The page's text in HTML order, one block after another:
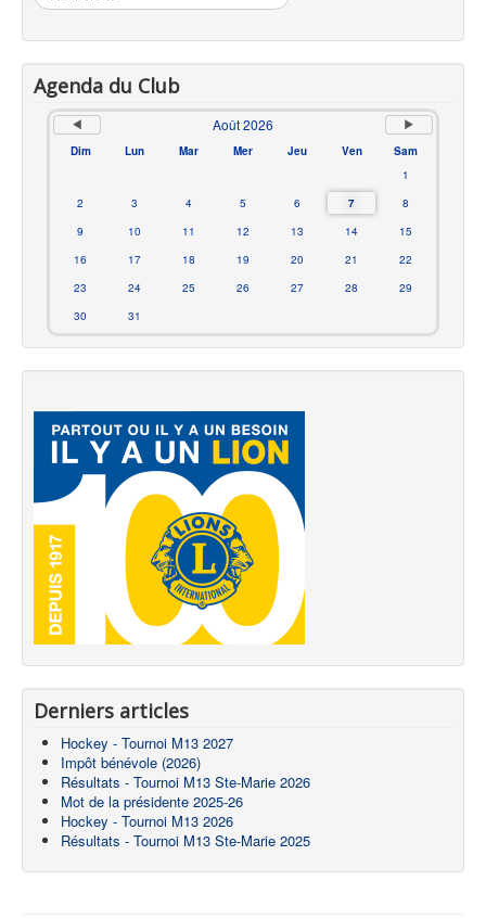
Agenda du Club
Août 2026
Dim Lun Mar Mer Jeu Ven
Sam
1
2
3 4 5 6 7
8
9
10 11 12 13 14
15
16
17 18 19 20 21
22
23
24 25 26 27 28
29
30
31
Derniers articles
Hockey - Tournoi M13 2027
Impôt bénévole (2026)
Résultats - Tournoi M13 Ste-Marie 2026
Mot de la présidente 2025-26
Hockey - Tournoi M13 2026
Résultats - Tournoi M13 Ste-Marie 2025